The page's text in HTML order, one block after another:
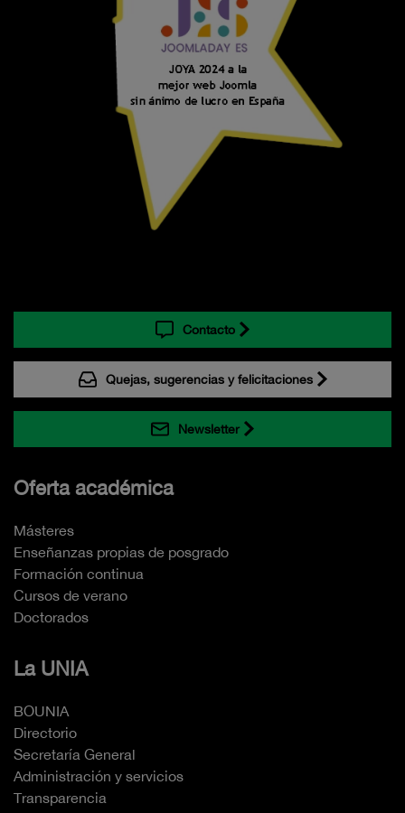
Contacto
Quejas, sugerencias y felicitaciones
Newsletter
Oferta académica
Másteres
Enseñanzas propias de posgrado
Formación continua
Cursos de verano
Doctorados
La UNIA
BOUNIA
Directorio
Secretaría General
Administración y servicios
Transparencia